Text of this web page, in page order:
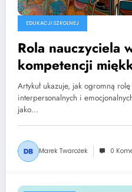
EDUKACJI SZKOLNEJ
Rola nauczyciela
kompetencji
Artykuł ukazuje, jak ogromną
interpersonalnych i
jako…
Marek Twarożek 0